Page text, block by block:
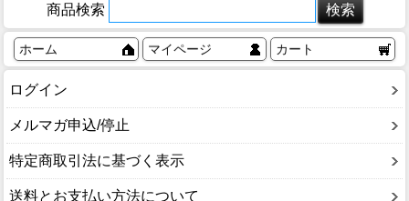
商品検索
ホーム マイページ カート
ログイン
メルマガ申込/停止
特定商取引法に基づく表示
送料とお支払い方法について